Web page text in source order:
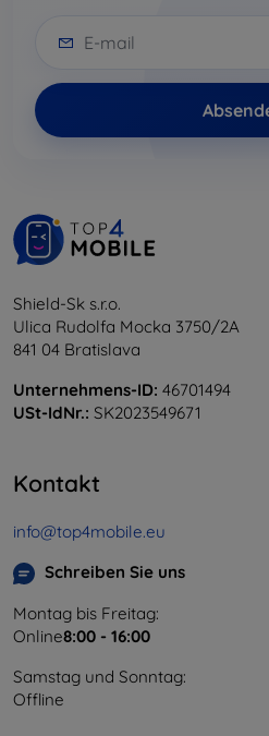
Shield-Sk s.r.o.
Ulica Rudolfa Mocka 3750/2A
841 04 Bratislava
Unternehmens-ID: 46701494
USt-IdNr.: SK2023549671
Kontakt
info@top4mobile.eu
Schreiben Sie uns
Montag bis Freitag:
Online8:00 - 16:00
Samstag und Sonntag:
Offline